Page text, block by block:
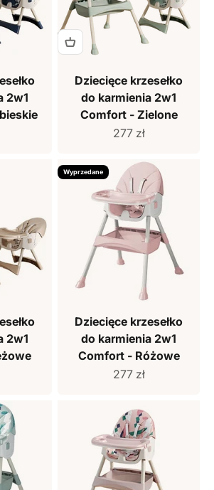
2w1
Dziecięce krzesełko
do karmienia 2w1
Comfort - Zielone
Cena sprzedaży
277 zł
2w1
Wyprzedane
Dziecięce krzesełko
do karmienia 2w1
Comfort - Różowe
Cena sprzedaży
277 zł